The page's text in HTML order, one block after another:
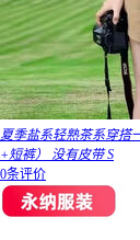
夏季盐系轻熟茶系穿搭
+短裤） 没有皮带 S
0条评价